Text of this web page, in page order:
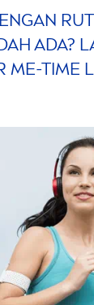
ADA?
ME-TIME